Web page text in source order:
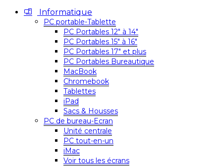
Informatique
PC portable-Tablette
PC Portables 12″ à 14″
PC Portables 15″ à 16″
PC Portables 17″ et plus
PC Portables Bureautique
MacBook
Chromebook
Tablettes
iPad
Sacs & Housses
PC de bureau-Ecran
Unité centrale
PC tout-en-un
iMac
Voir tous les écrans